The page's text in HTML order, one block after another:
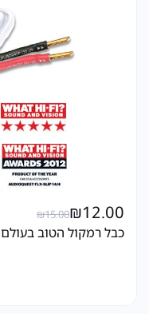
₪15.00₪12.00
כבל רמקול הטוב בעולם AudioQuest